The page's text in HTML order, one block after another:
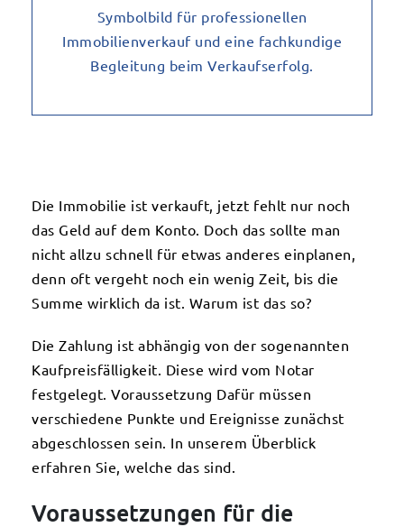
Die Immobilie ist verkauft, jetzt fehlt nur noch
das Geld auf dem Konto. Doch das sollte man
nicht allzu schnell für etwas anderes einplanen,
denn oft vergeht noch ein wenig Zeit, bis die
Summe wirklich da ist. Warum ist das so?
Die Zahlung ist abhängig von der sogenannten
Kaufpreisfälligkeit. Diese wird vom Notar
festgelegt. Voraussetzung Dafür müssen
verschiedene Punkte und Ereignisse zunächst
abgeschlossen sein. In unserem Überblick
erfahren Sie, welche das sind.
Voraussetzungen für die